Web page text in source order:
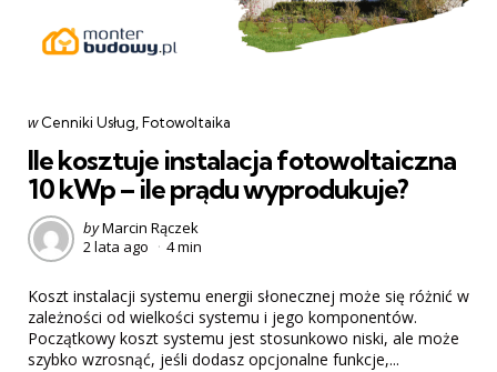
Categories
post
w Cenniki Usług Fotowoltaika
Ile kosztuje instalacja fotowoltaiczna
10 kWp – ile prądu wyprodukuje?
Posted
by
byMarcin Rączek
2 lata ago
4 min
Koszt instalacji systemu energii słonecznej może się różnić w
zależności od wielkości systemu i jego komponentów.
Początkowy koszt systemu jest stosunkowo niski, ale może
szybko wzrosnąć, jeśli dodasz opcjonalne funkcje,...